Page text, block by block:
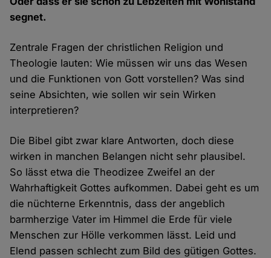
segnet.
Zentrale Fragen der christlichen Religion und
Theologie lauten: Wie müssen wir uns das Wesen
und die Funktionen von Gott vorstellen? Was sind
seine Absichten, wie sollen wir sein Wirken
interpretieren?
Die Bibel gibt zwar klare Antworten, doch diese
wirken in manchen Belangen nicht sehr plausibel.
So lässt etwa die Theodizee Zweifel an der
Wahrhaftigkeit Gottes aufkommen. Dabei geht es um
die nüchterne Erkenntnis, dass der angeblich
barmherzige Vater im Himmel die Erde für viele
Menschen zur Hölle verkommen lässt. Leid und
Elend passen schlecht zum Bild des gütigen Gottes.